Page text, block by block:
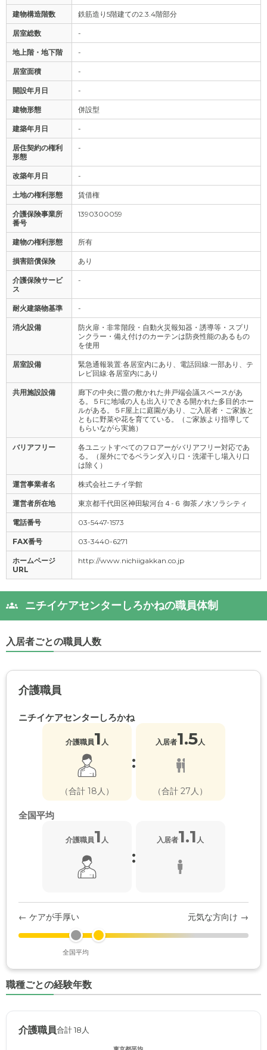
建物構造階数 鉄筋造り5階建ての2.3.4階部分
居室総数 -
地上階・地下階 -
居室面積 -
開設年月日 -
建物形態 併設型
建築年月日 -
居住契約の権利
形態
-
改築年月日 -
土地の権利形態 賃借権
介護保険事業所
番号
1390300059
建物の権利形態 所有
損害賠償保険 あり
介護保険サービ
ス
-
耐火建築物基準 -
消火設備
防火扉・非常階段・自動火災報知器・誘導等・スプリ
ンクラー・備え付けのカーテンは防炎性能のあるもの
を使用
居室設備
緊急通報装置:各居室内にあり、電話回線:一部あり、テ
レビ回線:各居室内にあり
共用施設設備
廊下の中央に畳の敷かれた井戸端会議スペースがあ
る。５Fに地域の人も出入りできる開かれた多目的ホー
ルがある。５F屋上に庭園があり、ご入居者・ご家族と
ともに野菜や花を育てている。（ご家族より指導して
もらいながら実施）
バリアフリー
各ユニットすべてのフロアーがバリアフリー対応であ
る。（屋外にでるベランダ入り口・洗濯干し場入り口
は除く）
運営事業者名 株式会社ニチイ学館
運営者所在地 東京都千代田区神田駿河台４-６ 御茶ノ水ソラシティ
電話番号 03-5447-1573
FAX番号 03-3440-6271
ホームページ
URL
http://www.nichiigakkan.co.jp
ニチイケアセンターしろかねの職員体制
入居者ごとの職員人数
介護職員
ニチイケアセンターしろかね
介護職員1 人
（合計 18人）
:
入居者1.5 人
（合計 27人）
全国平均
介護職員1 人
:
入居者1.1 人
← ケアが手厚い 元気な方向け →
全国平均
職種ごとの経験年数
介護職員合計 18人